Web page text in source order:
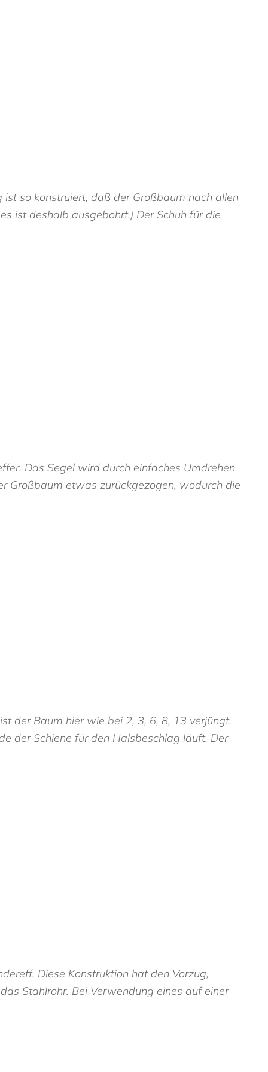
so konstruiert, daß der Großbaum nach allen
ist deshalb ausgebohrt.) Der Schuh für die
Das Segel wird durch einfaches Umdrehen
Großbaum etwas zurückgezogen, wodurch die
der Baum hier wie bei 2, 3, 6, 8, 13 verjüngt.
der Schiene für den Halsbeschlag läuft. Der
Diese Konstruktion hat den Vorzug,
Stahlrohr. Bei Verwendung eines auf einer